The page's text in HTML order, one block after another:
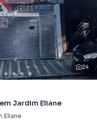
localização na Zona
Não encontrou o que
em contato com nossa
24
Jardim Eliane
Eliane